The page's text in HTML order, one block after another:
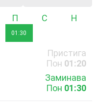
01:30
Събота
Пристига
Пон 01:20
Заминава
Пон 01:30